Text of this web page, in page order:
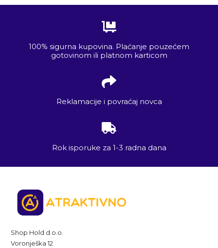
100% sigurna kupovina. Plaćanje pouzećem
gotovinom ili platnom karticom
Reklamacije i povraćaj novca
Rok isporuke za 1-3 radna dana
Shop Hold d.o.o.
Voronješka 12